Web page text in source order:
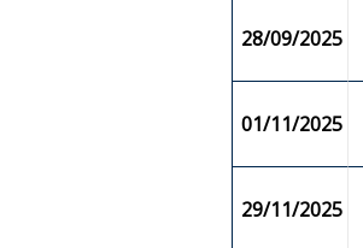
28/09/2025
01/11/2025
29/11/2025